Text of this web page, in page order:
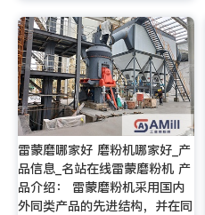
雷蒙磨哪家好 磨粉机哪家好_产
品信息_名站在线雷蒙磨粉机 产
品介绍： 雷蒙磨粉机采用国内
外同类产品的先进结构，并在同